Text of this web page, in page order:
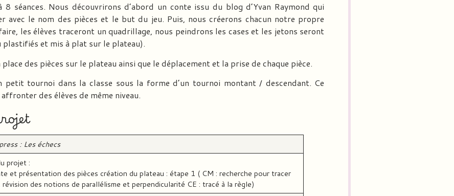
séances. Nous découvrirons d’abord un conte issu du blog d’Yvan Raymond qui
avec le nom des pièces et le but du jeu. Puis, nous créerons chacun notre propre
les élèves traceront un quadrillage, nous peindrons les cases et les jetons seront
plastifiés et mis à plat sur le plateau).
des pièces sur le plateau ainsi que le déplacement et la prise de chaque pièce.
petit tournoi dans la classe sous la forme d’un tournoi montant / descendant. Ce
des élèves de même niveau.
: Les échecs
projet :
et présentation des pièces création du plateau : étape 1 ( CM : recherche pour tracer
révision des notions de parallélisme et perpendicularité CE : tracé à la règle)